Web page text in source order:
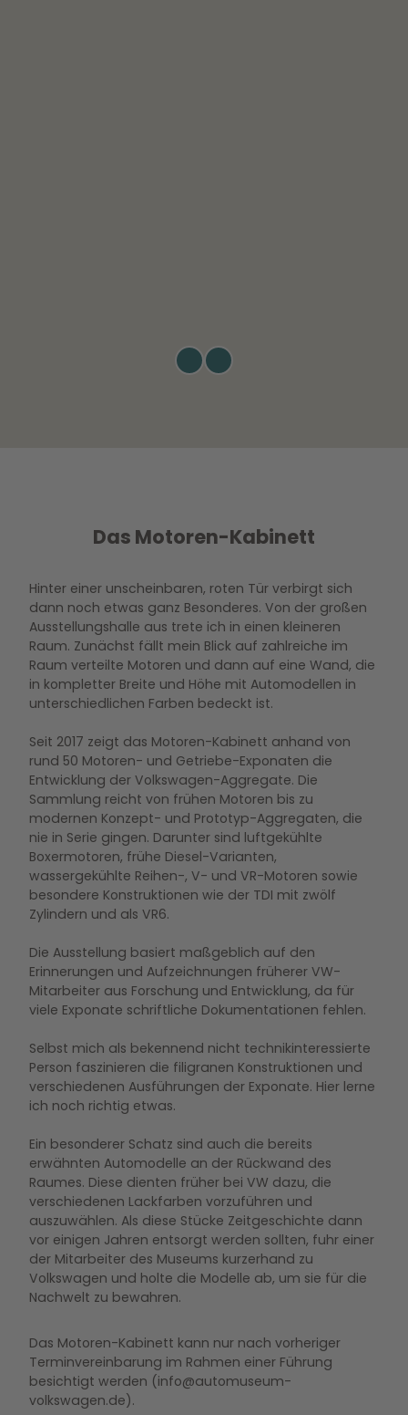
Das Motoren-Kabinett
Hinter einer unscheinbaren, roten Tür verbirgt sich
dann noch etwas ganz Besonderes. Von der großen
Ausstellungshalle aus trete ich in einen kleineren
Raum. Zunächst fällt mein Blick auf zahlreiche im
Raum verteilte Motoren und dann auf eine Wand, die
in kompletter Breite und Höhe mit Automodellen in
unterschiedlichen Farben bedeckt ist.
Seit 2017 zeigt das Motoren-Kabinett anhand von
rund 50 Motoren- und Getriebe-Exponaten die
Entwicklung der Volkswagen-Aggregate. Die
Sammlung reicht von frühen Motoren bis zu
modernen Konzept- und Prototyp-Aggregaten, die
nie in Serie gingen. Darunter sind luftgekühlte
Boxermotoren, frühe Diesel-Varianten,
wassergekühlte Reihen-, V- und VR-Motoren sowie
besondere Konstruktionen wie der TDI mit zwölf
Zylindern und als VR6.
Die Ausstellung basiert maßgeblich auf den
Erinnerungen und Aufzeichnungen früherer VW-
Mitarbeiter aus Forschung und Entwicklung, da für
viele Exponate schriftliche Dokumentationen fehlen.
Selbst mich als bekennend nicht technikinteressierte
Person faszinieren die filigranen Konstruktionen und
verschiedenen Ausführungen der Exponate. Hier lerne
ich noch richtig etwas.
Ein besonderer Schatz sind auch die bereits
erwähnten Automodelle an der Rückwand des
Raumes. Diese dienten früher bei VW dazu, die
verschiedenen Lackfarben vorzuführen und
auszuwählen. Als diese Stücke Zeitgeschichte dann
vor einigen Jahren entsorgt werden sollten, fuhr einer
der Mitarbeiter des Museums kurzerhand zu
Volkswagen und holte die Modelle ab, um sie für die
Nachwelt zu bewahren.
Das Motoren-Kabinett kann nur nach vorheriger
Terminvereinbarung im Rahmen einer Führung
besichtigt werden (info@automuseum-
volkswagen.de).